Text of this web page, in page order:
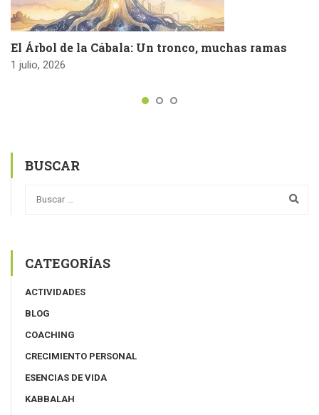
El Árbol de la Cábala: Un tronco, muchas ramas
1 julio, 2026
BUSCAR
CATEGORÍAS
ACTIVIDADES
BLOG
COACHING
CRECIMIENTO PERSONAL
ESENCIAS DE VIDA
KABBALAH